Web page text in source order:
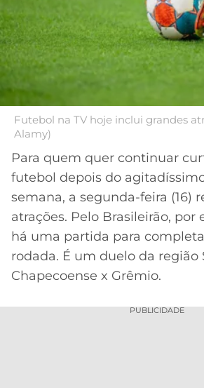
BET365
CÓDIGO
BETANO
MELHORES
APOSTAS
CASSINOS
ONLINE
MELHORES
CASSINOS
ONLINE
SÃO
PAULO
SANTOS
FLAMENGO
BOTAFOGO
VASCO
INTERNACIONAL
COPA
DO
BRASIL
LEAGUE
COPA
SUL-
AMERICANA
LIGA
DOS
CAMPEÕES
PALPITES
Futebol na TV hoje inclui grandes
Alamy)
Para quem quer continuar
futebol depois do
semana, a segunda-feira (16)
atrações. Pelo Brasileirão, por
há uma partida para
rodada. É um duelo da região
Chapecoense x Grêmio.
PUBLICIDADE